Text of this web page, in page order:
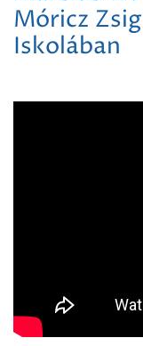
Móricz
Iskolában